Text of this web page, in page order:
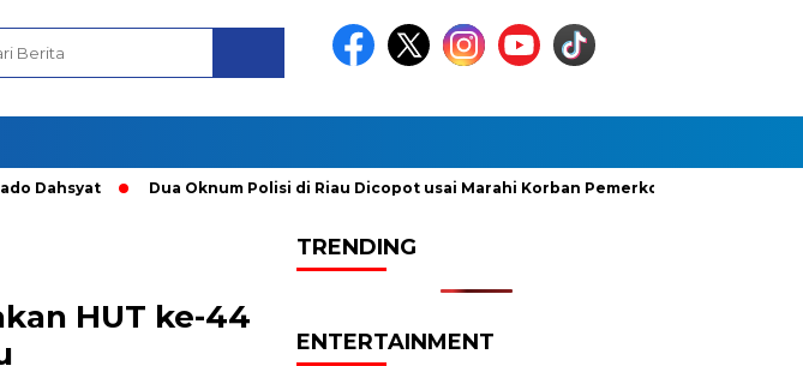
Dua Oknum Polisi di Riau Dicopot usai Marahi Korban Pemerkosaan
HUT ke-44
TRENDING
ENTERTAINMENT